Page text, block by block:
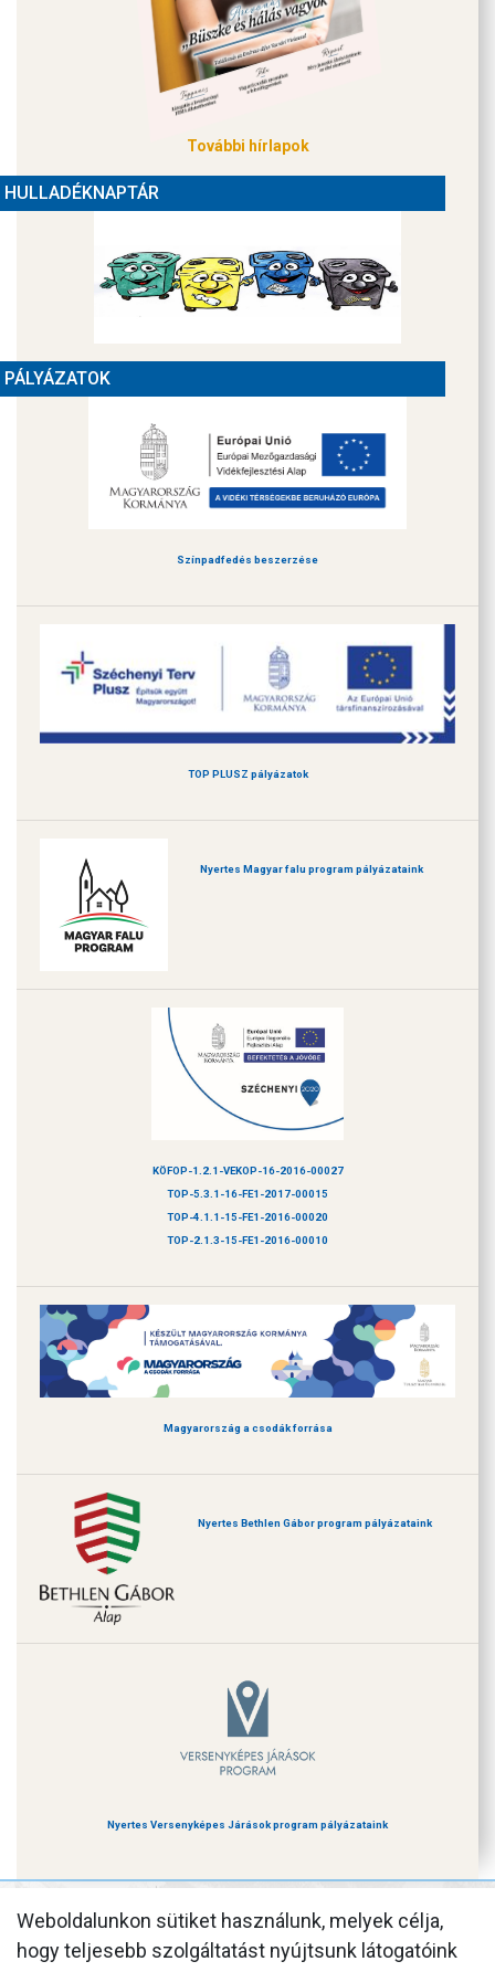
További hírlapok
HULLADÉKNAPTÁR
PÁLYÁZATOK
Színpadfedés beszerzése
TOP PLUSZ pályázatok
Nyertes Magyar falu program pályázataink
KÖFOP-1.2.1-VEKOP-16-2016-00027
TOP-5.3.1-16-FE1-2017-00015
TOP-4.1.1-15-FE1-2016-00020
TOP-2.1.3-15-FE1-2016-00010
Magyarország a csodák forrása
Nyertes Bethlen Gábor program pályázataink
Nyertes Versenyképes Járások program pályázataink
Felcsút Községi
Önkormányzat
Weboldalunkon sütiket használunk, melyek célja,
hogy teljesebb szolgáltatást nyújtsunk látogatóink